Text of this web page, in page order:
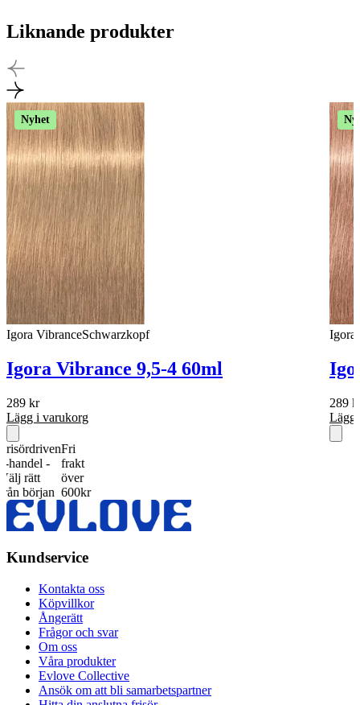
Liknande produkter
Nyhet
Igora VibranceSchwarzkopf
Igora Vibrance 9,5-4 60ml
289 kr
Lägg i varukorg
Igora
289
Lägg
-
Fri
frakt
över
600kr
Kundservice
Kontakta oss
Köpvillkor
Ångerätt
Frågor och svar
Om oss
Våra produkter
Evlove Collective
Ansök om att bli samarbetspartner